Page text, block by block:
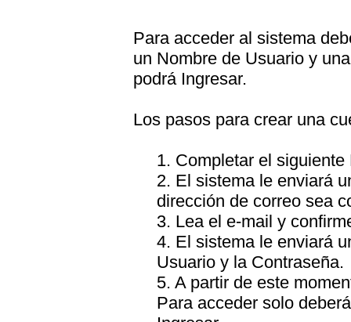
Para acceder al sistema
un Nombre de Usuario y
podrá Ingresar.
Los pasos para crear una
1. Completar el
2. El sistema le enviará
dirección de correo sea
3. Lea el e-mail y
4. El sistema le enviará
Usuario y la Contraseña.
5. A partir de este
Para acceder solo